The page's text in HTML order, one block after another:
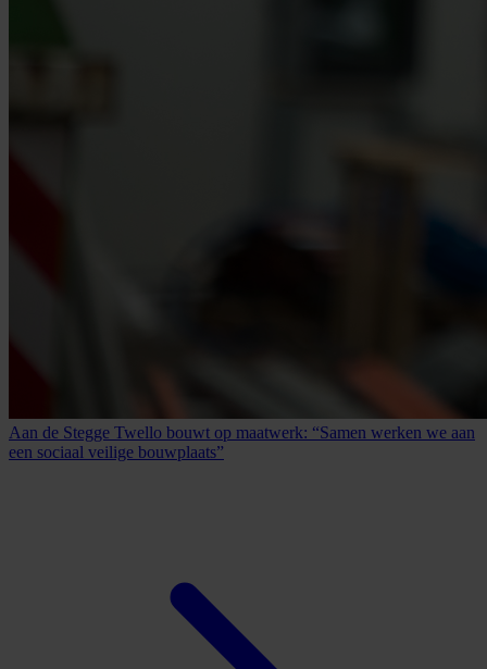
Aan de Stegge Twello bouwt op maatwerk: “Samen werken we aan
een sociaal veilige bouwplaats”